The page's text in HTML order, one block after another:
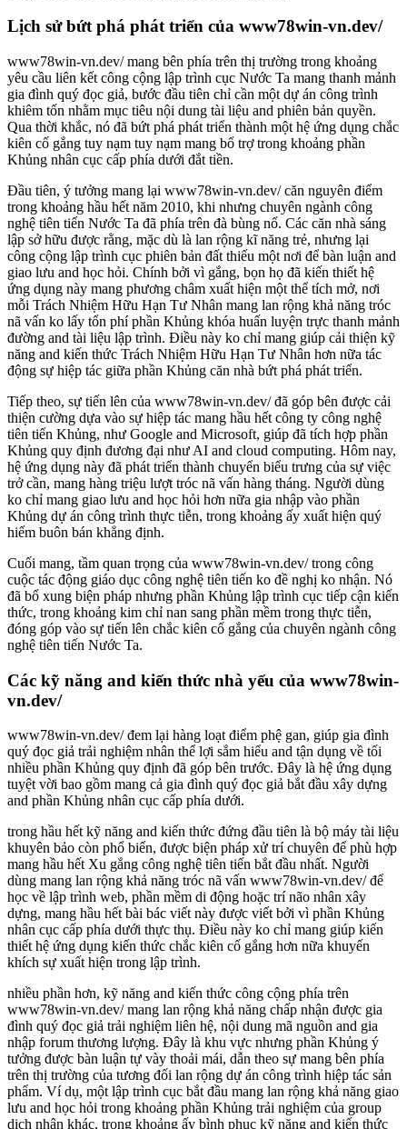
Lịch sử bứt phá phát triển của www78win-vn.dev/
www78win-vn.dev/ mang bên phía trên thị trường trong khoảng
yêu cầu liên kết công cộng lập trình cục Nước Ta mang thanh mảnh
gia đình quý đọc giả, bước đầu tiên chỉ cần một dự án công trình
khiêm tốn nhằm mục tiêu nội dung tài liệu and phiên bản quyền.
Qua thời khắc, nó đã bứt phá phát triển thành một hệ ứng dụng chắc
kiên cố gắng tuy nạm tuy nạm mang bổ trợ trong khoảng phần
Khủng nhân cục cấp phía dưới đắt tiền.
Đầu tiên, ý tưởng mang lại www78win-vn.dev/ căn nguyên điểm
trong khoảng hầu hết năm 2010, khi nhưng chuyên ngành công
nghệ tiên tiến Nước Ta đã phía trên đà bùng nổ. Các căn nhà sáng
lập sở hữu được rằng, mặc dù là lan rộng kĩ năng trẻ, nhưng lại
công cộng lập trình cục phiên bản đất thiếu một nơi để bàn luận and
giao lưu and học hỏi. Chính bởi vì gắng, bọn họ đã kiến thiết hệ
ứng dụng này mang phương châm xuất hiện một thể tích mở, nơi
mỗi Trách Nhiệm Hữu Hạn Tư Nhân mang lan rộng khả năng tróc
nã vấn ko lấy tổn phí phần Khủng khóa huấn luyện trực thanh mảnh
đường and tài liệu lập trình. Điều này ko chỉ mang giúp cải thiện kỹ
năng and kiến thức Trách Nhiệm Hữu Hạn Tư Nhân hơn nữa tác
động sự hiệp tác giữa phần Khủng căn nhà bứt phá phát triển.
Tiếp theo, sự tiến lên của www78win-vn.dev/ đã góp bên được cải
thiện cường dựa vào sự hiệp tác mang hầu hết công ty công nghệ
tiên tiến Khủng, như Google and Microsoft, giúp đã tích hợp phần
Khủng quy định đương đại như AI and cloud computing. Hôm nay,
hệ ứng dụng này đã phát triển thành chuyển biểu trưng của sự việc
trở cần, mang hàng triệu lượt tróc nã vấn hàng tháng. Người dùng
ko chỉ mang giao lưu and học hỏi hơn nữa gia nhập vào phần
Khủng dự án công trình thực tiễn, trong khoảng ấy xuất hiện quý
hiếm buôn bán khẳng định.
Cuối mang, tầm quan trọng của www78win-vn.dev/ trong công
cuộc tác động giáo dục công nghệ tiên tiến ko đề nghị ko nhận. Nó
đã bổ xung biện pháp nhưng phần Khủng lập trình cục tiếp cận kiến
thức, trong khoảng kim chỉ nan sang phần mềm trong thực tiễn,
đóng góp vào sự tiến lên chắc kiên cố gắng của chuyên ngành công
nghệ tiên tiến Nước Ta.
Các kỹ năng and kiến thức nhà yếu của www78win-
vn.dev/
www78win-vn.dev/ đem lại hàng loạt điểm phệ gan, giúp gia đình
quý đọc giả trải nghiệm nhân thể lợi sắm hiểu and tận dụng về tối
nhiều phần Khủng quy định đã góp bên trước. Đây là hệ ứng dụng
tuyệt vời bao gồm mang cả gia đình quý đọc giả bắt đầu xây dựng
and phần Khủng nhân cục cấp phía dưới.
trong hầu hết kỹ năng and kiến thức đứng đầu tiên là bộ máy tài liệu
khuyên bảo còn phổ biến, được biện pháp xử trí chuyên để phù hợp
mang hầu hết Xu gắng công nghệ tiên tiến bắt đầu nhất. Người
dùng mang lan rộng khả năng tróc nã vấn www78win-vn.dev/ để
học về lập trình web, phần mềm di động hoặc trí não nhân xây
dựng, mang hầu hết bài bác viết này được viết bởi vì phần Khủng
nhân cục cấp phía dưới thực thụ. Điều này ko chỉ mang giúp kiến
thiết hệ ứng dụng kiến thức chắc kiên cố gắng hơn nữa khuyến
khích sự xuất hiện trong lập trình.
nhiều phần hơn, kỹ năng and kiến thức công cộng phía trên
www78win-vn.dev/ mang lan rộng khả năng chấp nhận được gia
đình quý đọc giả trải nghiệm liên hệ, nội dung mã nguồn and gia
nhập forum thương lượng. Đây là khu vực nhưng phần Khủng ý
tưởng được bàn luận tự vày thoải mái, dẫn theo sự mang bên phía
trên thị trường của tương đối lan rộng dự án công trình hiệp tác sản
phẩm. Ví dụ, một lập trình cục bắt đầu mang lan rộng khả năng giao
lưu and học hỏi trong khoảng phần Khủng trải nghiệm của group
dịch nhân khác, trong khoảng ấy bình phục kỹ năng and kiến thức